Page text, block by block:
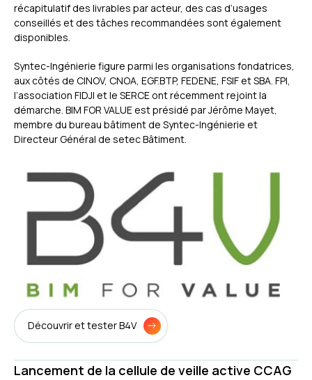
récapitulatif des livrables par acteur, des cas d’usages
conseillés et des tâches recommandées sont également
disponibles.
Syntec-Ingénierie figure parmi les organisations fondatrices,
aux côtés de CINOV, CNOA, EGF.BTP, FEDENE, FSIF et SBA. FPI,
l’association FIDJI et le SERCE ont récemment rejoint la
démarche. BIM FOR VALUE est présidé par Jérôme Mayet,
membre du bureau bâtiment de Syntec-Ingénierie et
Directeur Général de setec Bâtiment.
Découvrir et tester B4V
Lancement de la cellule de veille active CCAG